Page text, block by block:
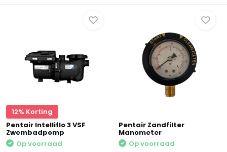
12% Korting
Pentair Intelliflo 3 VSF
Zwembadpomp
Op voorraad
Pentair Zandfilter
Manometer
Op voorraad